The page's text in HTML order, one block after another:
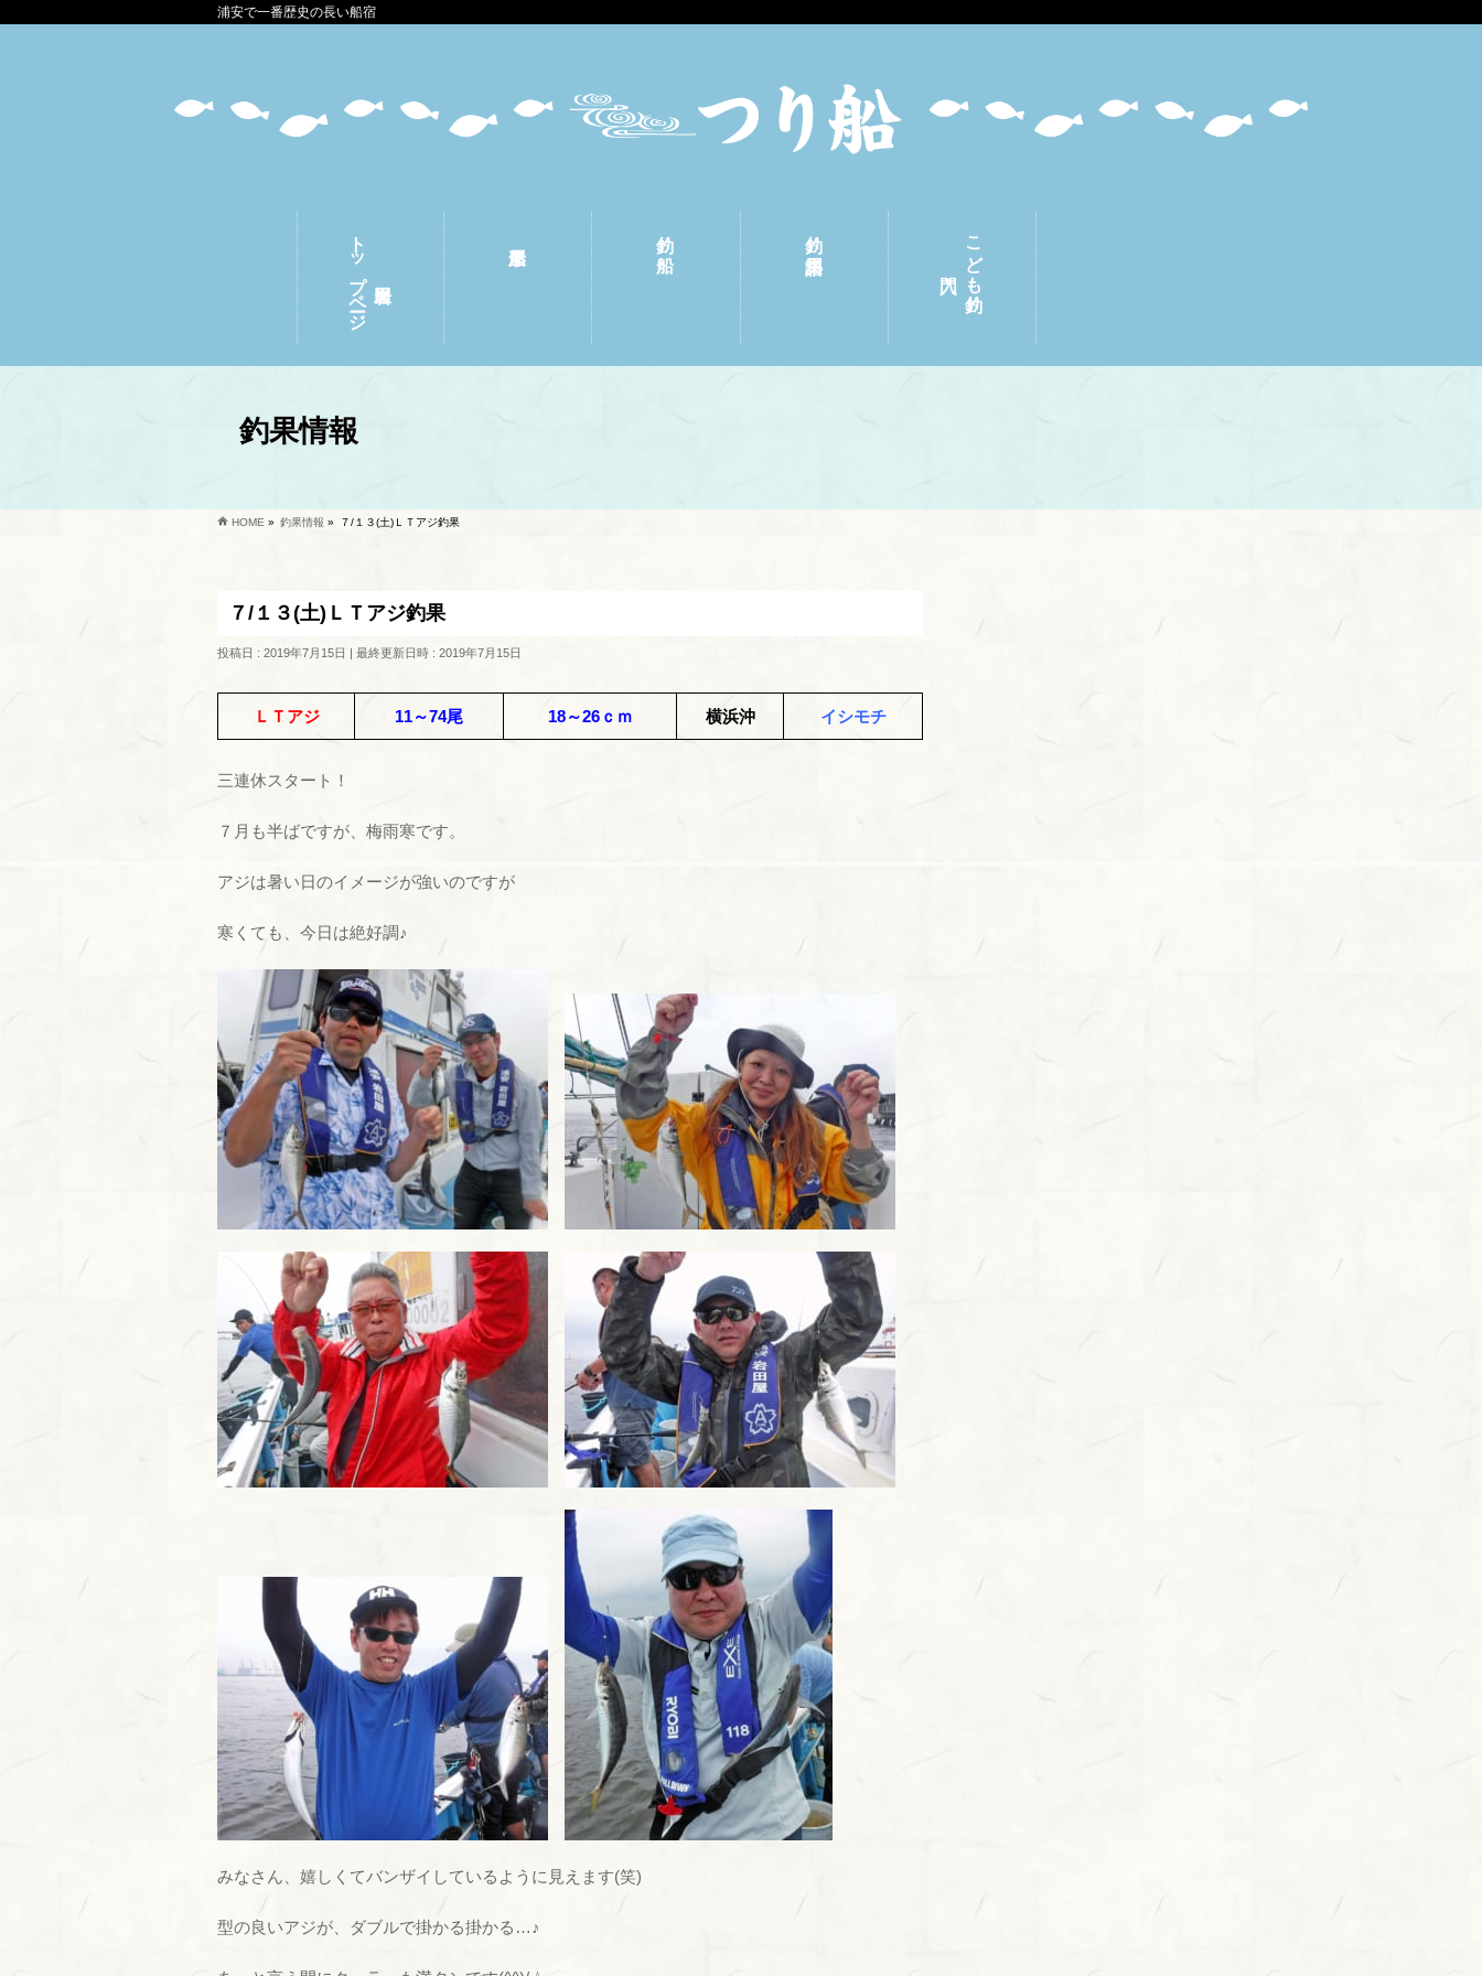
浦安で一番歴史の長い船宿
トップページ 釣り船 釣り用語集 こども釣り
釣果情報
HOME » 釣果情報 » ７/１３(土)ＬＴアジ釣果
７/１３(土)ＬＴアジ釣果
投稿日 : 2019年7月15日 最終更新日時 : 2019年7月15日
ＬＴアジ 11～74尾 18～26ｃｍ 横浜沖 イシモチ
三連休スタート！
７月も半ばですが、梅雨寒です。
アジは暑い日のイメージが強いのですが
寒くても、今日は絶好調♪
みなさん、嬉しくてバンザイしているように見えます(笑)
型の良いアジが、ダブルで掛かる掛かる…♪